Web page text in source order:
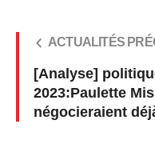
ACTUALITÉS
[Analyse]
2023:Paulette
négocieraient